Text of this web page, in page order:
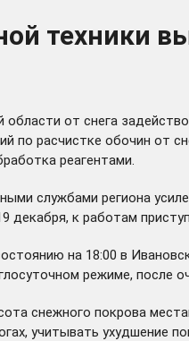
техники
от снега
расчистке обочин от
реагентами.
службами региона
декабря, к работам
на 18:00 в
режиме, после
снежного покрова
учитывать ухудшение